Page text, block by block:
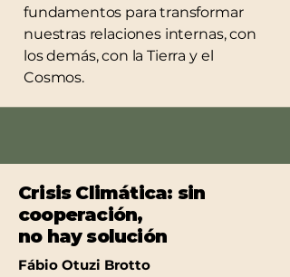
fundamentos para transformar
nuestras relaciones internas, con
los demás, con la Tierra y el
Cosmos.
Crisis Climática: sin
cooperación,
no hay solución
Fábio Otuzi Brotto